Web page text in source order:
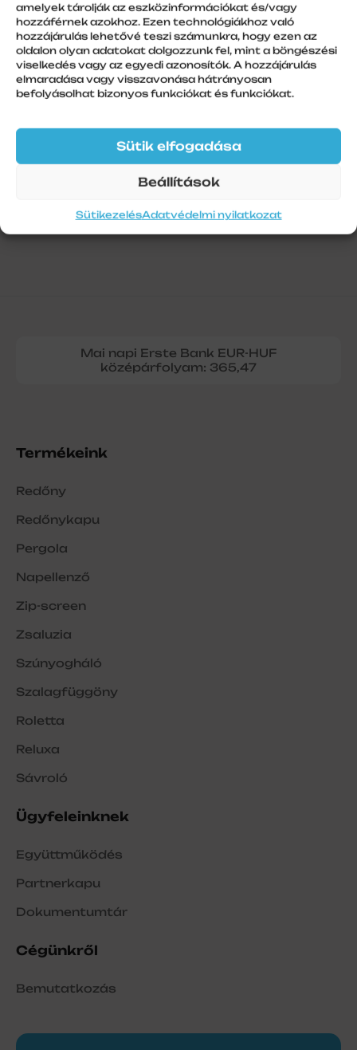
amelyek tárolják az eszközinformációkat és/vagy
hozzáférnek azokhoz. Ezen technológiákhoz való
hozzájárulás lehetővé teszi számunkra, hogy ezen az
oldalon olyan adatokat dolgozzunk fel, mint a böngészési
viselkedés vagy az egyedi azonosítók. A hozzájárulás
elmaradása vagy visszavonása hátrányosan
befolyásolhat bizonyos funkciókat és funkciókat.
Sütik elfogadása
Beállítások
SütikezelésAdatvédelmi nyilatkozat
További információk
Szín
Antracit
Szálhossz
Mai napi Erste Bank EUR-HUF
középárfolyam: 365,47
Termékeink
Redőny
Redőnykapu
Pergola
Napellenző
Zip-screen
Zsaluzia
Szúnyogháló
Szalagfüggöny
Roletta
Reluxa
Sávroló
Ügyfeleinknek
Együttműködés
Partnerkapu
Dokumentumtár
Cégünkről
Bemutatkozás